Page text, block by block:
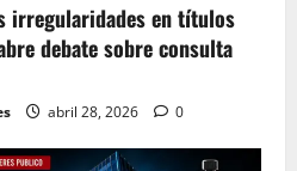
irregularidades en títulos
debate sobre consulta
abril 28, 2026 0